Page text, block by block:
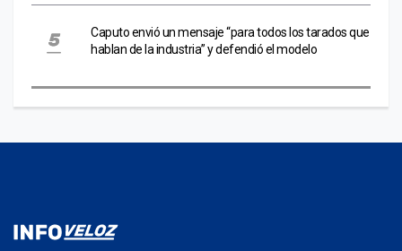
Caputo envió un mensaje “para todos los tarados que
hablan de la industria” y defendió el modelo